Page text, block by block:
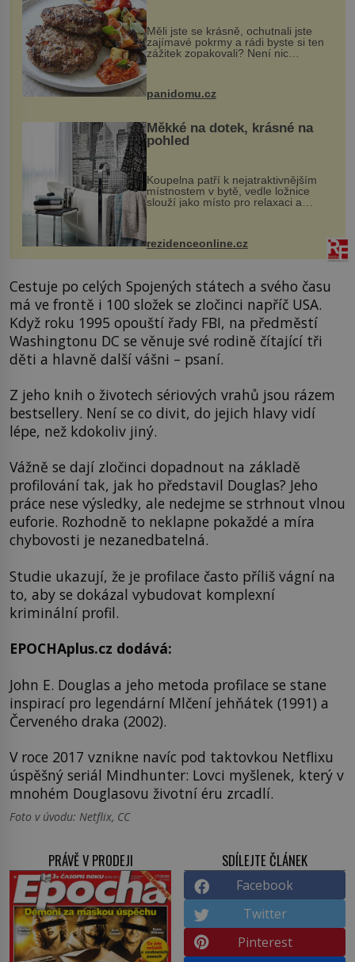
Měli jste se krásně, ochutnali jste
zajímavé pokrmy a rádi byste si ten
zážitek zopakovali? Není nic
snazšího. Pljeskavica (10 porcí)
Možná jste ji ochutnali na dovolené v
bývalé Jugoslávii, lze ji vi...
panidomu.cz
Měkké na dotek, krásné na
pohled
Koupelna patří k nejatraktivnějším
místnostem v bytě, vedle ložnice
slouží jako místo pro relaxaci a
odpočinek. Koupelnový textil –
ručníky, osušky a koberečky –
mohou jako mávnutím kouzelného
proutku...
rezidenceonline.cz
Cestuje po celých Spojených státech a svého času
má ve frontě i 100 složek se zločinci napříč USA.
Když roku 1995 opouští řady FBI, na předměstí
Washingtonu DC se věnuje své rodině čítající tři
děti a hlavně další vášni – psaní.
Z jeho knih o životech sériových vrahů jsou rázem
bestsellery. Není se co divit, do jejich hlavy vidí
lépe, než kdokoliv jiný.
Vážně se dají zločinci dopadnout na základě
profilování tak, jak ho představil Douglas? Jeho
práce nese výsledky, ale nedejme se strhnout vlnou
euforie. Rozhodně to neklapne pokaždé a míra
chybovosti je nezanedbatelná.
Studie ukazují, že je profilace často příliš vágní na
to, aby se dokázal vybudovat komplexní
kriminální profil.
EPOCHAplus.cz dodává:
John E. Douglas a jeho metoda profilace se stane
inspirací pro legendární Mlčení jehňátek (1991) a
Červeného draka (2002).
V roce 2017 vznikne navíc pod taktovkou Netflixu
úspěšný seriál Mindhunter: Lovci myšlenek, který v
mnohém Douglasovu životní éru zrcadlí.
Foto v úvodu: Netflix, CC
PRÁVĚ V PRODEJI SDÍLEJTE ČLÁNEK
Facebook
Twitter
Pinterest